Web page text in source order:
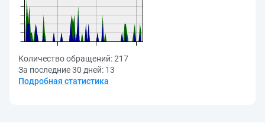
Количество обращений:217
За последние 30 дней: 13
Подробная статистика